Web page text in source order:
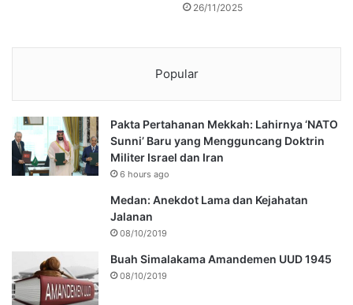
26/11/2025
Popular
Pakta Pertahanan Mekkah: Lahirnya ‘NATO
Sunni’ Baru yang Mengguncang Doktrin
Militer Israel dan Iran
6 hours ago
Medan: Anekdot Lama dan Kejahatan
Jalanan
08/10/2019
Buah Simalakama Amandemen UUD 1945
08/10/2019